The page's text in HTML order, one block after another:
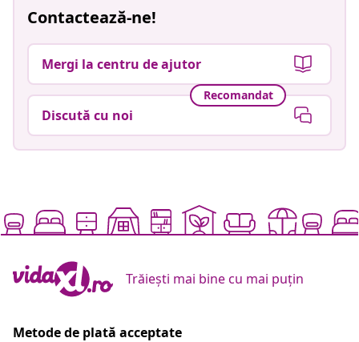
Contactează-ne!
Mergi la centru de ajutor
Recomandat
Discută cu noi
Trăiești mai bine cu mai puțin
Metode de plată acceptate